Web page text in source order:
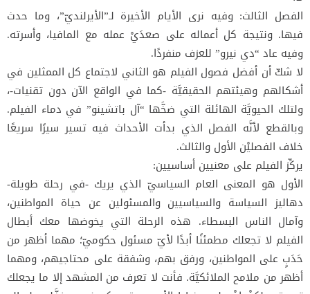
الفصل الثالث: وفيه نرى الأيام الأخيرة لـ”الأيرلنديّ”، وما حدث
فيها. ونتيجة كل أعماله على صعدَيْ عمله مع المافيا، وأسرته.
وفيه عاد “دي نيرو” للعزف منفردًا.
لا شكّ أن أفضل فصول الفيلم هو الثاني لاجتماع كل الممثلين في
أشكالهم وهيئتهم الحقيقيَّة -كما في الواقع الآن دون تقنيات-،
ولتلك الحيويَّة الهائلة التي ضخَّها “آل باتشينو” في دماء الفيلم.
وبالقطع لأنَّه الفصل الذي بدأت الأحداث فيه تسير سيرًا سريعًا
خلاف الفصليْن الأول والثالث.
يركِّز الفيلم على معنيين أساسيين:
الأول هو المعنى العام السياسيّ الذي يريك -في رحلة طويلة-
دهاليز السياسة والسياسيين والمسئولين عن حياة المواطنين،
وآمال الناس البسطاء. هذه الرحلة التي يخوضها معك أبطال
الفيلم لا تجعلك مطمئنًا أبدًا لأيّ مسئول حكوميّ؛ مهما أظهر من
حَدَبٍ على المواطنين، ورفق بهم، وشفقة على محتاجيهم، ومهما
أظهر من ملامح الملائكيَّة. فأنت لا تعرف من المشهد إلا ما يجعلك